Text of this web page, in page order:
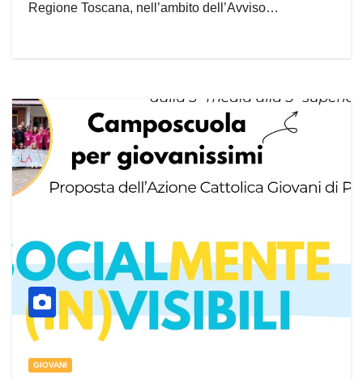
Regione Toscana, nell’ambito dell’Avviso…
GIOVANI